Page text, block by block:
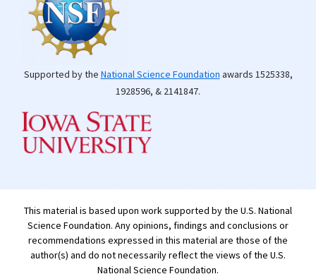
Supported by the National Science Foundation awards 1525338,
1928596, & 2141847.
This material is based upon work supported by the U.S. National
Science Foundation. Any opinions, findings and conclusions or
recommendations expressed in this material are those of the
author(s) and do not necessarily reflect the views of the U.S.
National Science Foundation.